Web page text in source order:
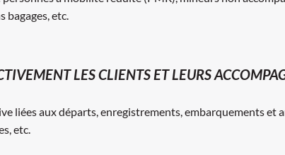
etc.
LES CLIENTS ET LEURS
aux départs, enregistrements, embarquements et
etc.